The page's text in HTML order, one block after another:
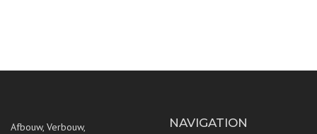
Afbouw, Verbouw,
NAVIGATION